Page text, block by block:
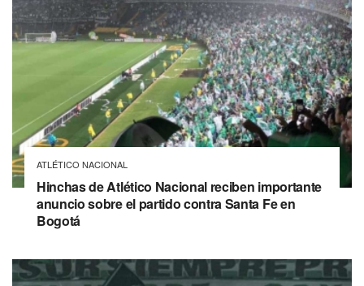
ATLÉTICO NACIONAL
Hinchas de Atlético Nacional reciben importante
anuncio sobre el partido contra Santa Fe en
Bogotá